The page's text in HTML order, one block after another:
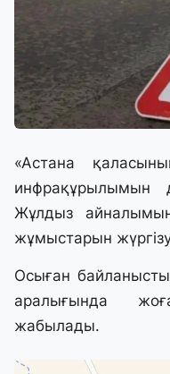
«Астана
Жұлдыз
жұмыстарын
Осыған
аралығында
жабылады.